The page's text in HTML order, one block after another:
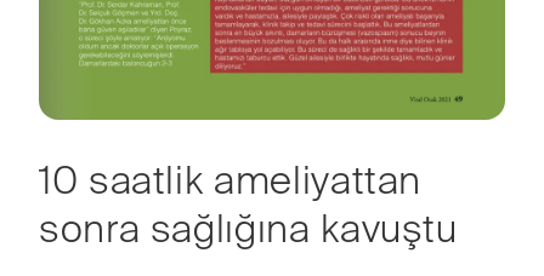
10 saatlik ameliyattan
sonra sağlığına kavuştu